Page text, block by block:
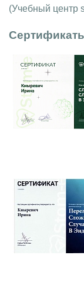
(Учебный центр